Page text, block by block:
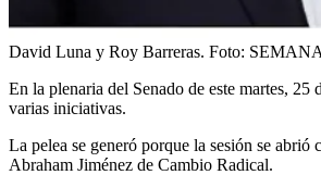
David Luna y Roy Barreras. Foto: SEMANA
En la plenaria del Senado de este martes,
varias iniciativas.
La pelea se generó porque la sesión se
Abraham Jiménez de Cambio Radical.